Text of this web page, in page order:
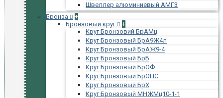
Швеллер алюминиевый АМГ3
Бронза
+
Бронзовый круг
+
Круг Бронзовий БрАМц
Круг Бронзовый БрА9Ж4л
Круг Бронзовый БрАЖ9-4
Круг Бронзовый БрБ
Круг Бронзовый БрОФ
Круг Бронзовый БрОЦС
Круг Бронзовый БрХ
Круг Бронзовый МНЖМц10-1-1